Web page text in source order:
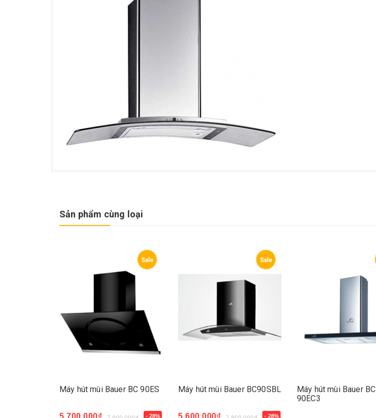
Sản phẩm cùng loại
Sale
Máy hút mùi Bauer BC 90ES
5.700.000₫ - 28%
Sale
Máy hút mùi Bauer BC90SBL
5.600.000₫ - 28%
Máy hút mùi Bauer BC
90EC3